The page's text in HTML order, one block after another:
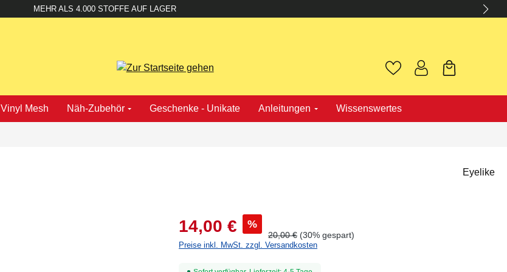
MEHR ALS 4.000 STOFFE AUF LAGER
Vinyl Mesh Näh-Zubehör Geschenke - Unikate Anleitungen Wissenswertes
Eyelike
14,00 € %
20,00 € (30% gespart)
Preise inkl. MwSt. zzgl. Versandkosten